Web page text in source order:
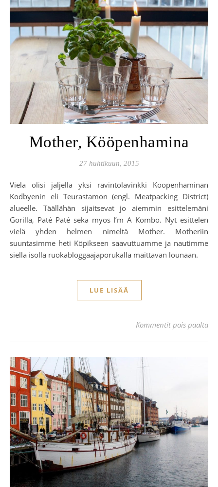
Mother, Kööpenhamina
27 huhtikuun, 2015
Vielä olisi jäljellä yksi ravintolavinkki Kööpenhaminan
Kodbyenin eli Teurastamon (engl. Meatpacking District)
alueelle. Täällähän sijaitsevat jo aiemmin esittelemäni
Gorilla, Paté Paté sekä myös I’m A Kombo. Nyt esittelen
vielä yhden helmen nimeltä Mother. Motheriin
suuntasimme heti Köpikseen saavuttuamme ja nautimme
siellä isolla ruokabloggaajaporukalla maittavan lounaan.
LUE LISÄÄ
Kommentit pois päältä